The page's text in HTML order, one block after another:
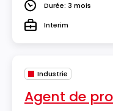
DuréeDurée: 3 mois
TypeInterim
Industrie
Agent de